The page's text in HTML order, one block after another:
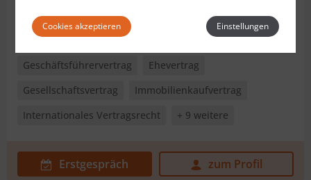
80 Bewertungen
Geschäftsführervertrag
Ehevertrag
Gesellschaftsvertrag
Immobilienkaufvertrag
Internationales Vertragsrecht
+ 9 weitere
Erstgespräch zum Profil
Cookies akzeptieren Einstellungen